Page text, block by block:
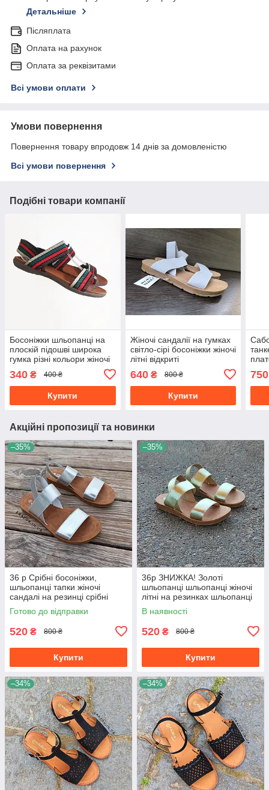
Детальніше
Післяплата
Оплата на рахунок
Оплата за реквізитами
Всі умови оплати
Умови повернення
Повернення товару впродовж 14 днів за домовленістю
Всі умови повернення
Подібні товари компанії
Босоніжки шльопанці на
плоскій підошві широка
гумка різні кольори жіночі
340 ₴ 400 ₴
Купити
Жіночі сандалії на гумках
світло-сірі босоніжки жіночі
літні відкриті
640₴ 800 ₴
Купити
750
Акційні пропозиції та новинки
–35%
36 р Срібні босоніжки,
шльопанці тапки жіночі
сандалі на резинці срібні
босоніжки шльопанці тапки
сандалі
Готово до відправки
520 ₴ 800 ₴
Купити
–35%
36р ЗНИЖКА! Золоті
шльопанці шльопанці жіночі
літні на резинках шльопанці
шльопанці золотисті
В наявності
520 ₴ 800 ₴
Купити
–34% –34%